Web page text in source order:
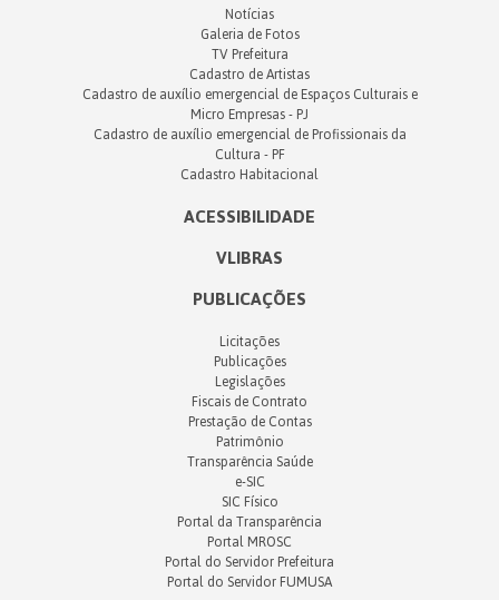
Notícias
Galeria de Fotos
TV Prefeitura
Cadastro de Artistas
Cadastro de auxílio emergencial de Espaços Culturais e
Micro Empresas - PJ
Cadastro de auxílio emergencial de Profissionais da
Cultura - PF
Cadastro Habitacional
ACESSIBILIDADE
VLIBRAS
PUBLICAÇÕES
Licitações
Publicações
Legislações
Fiscais de Contrato
Prestação de Contas
Patrimônio
Transparência Saúde
e-SIC
SIC Físico
Portal da Transparência
Portal MROSC
Portal do Servidor Prefeitura
Portal do Servidor FUMUSA